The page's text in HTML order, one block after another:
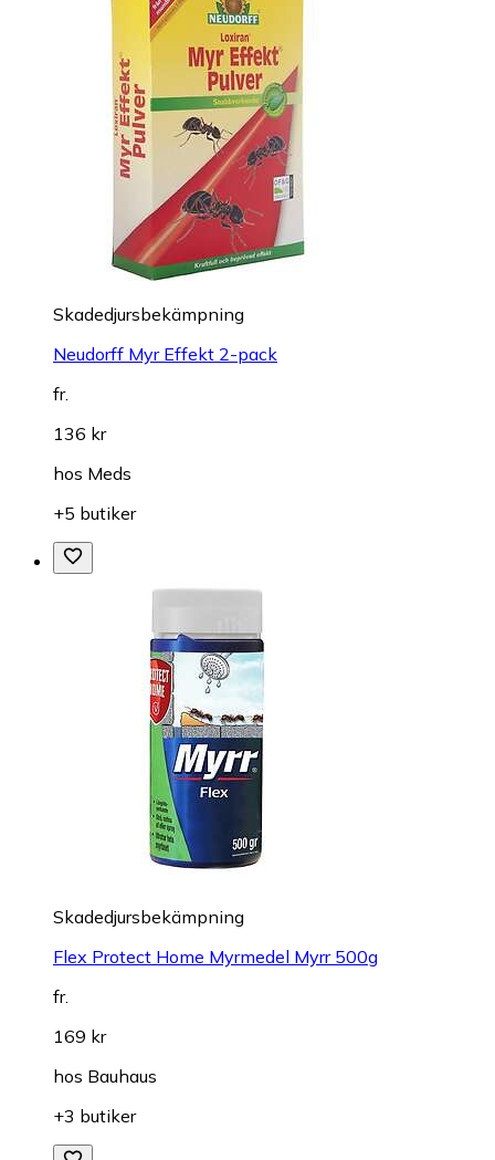
Skadedjursbekämpning
Neudorff Myr Effekt 2-pack
fr.
136 kr
hos Meds
+5 butiker
Skadedjursbekämpning
Flex Protect Home Myrmedel Myrr 500g
fr.
169 kr
hos Bauhaus
+3 butiker